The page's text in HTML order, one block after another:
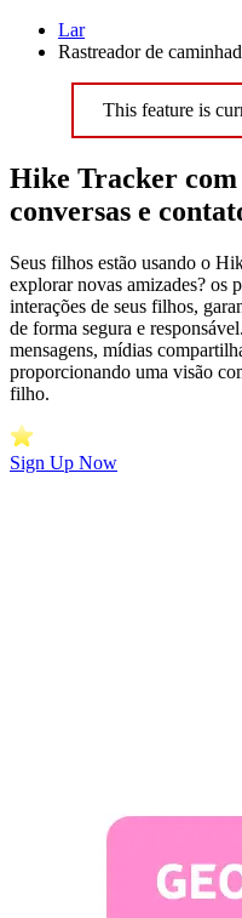
Lar
Rastreador de
This feature is
Hike Tracker com
conversas e
Seus filhos estão usando o
explorar novas amizades? os
interações de seus filhos,
de forma segura e
mensagens, mídias
proporcionando uma visão
filho.
Sign Up Now